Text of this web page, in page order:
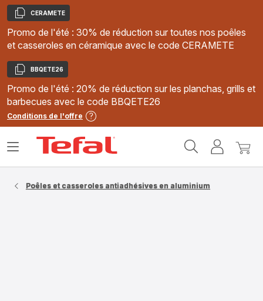
Copier
CERAMETE
Promo de l'été : 30% de réduction sur toutes nos poêles
et casseroles en céramique avec le code CERAMETE
Copier
BBQETE26
Promo de l'été : 20% de réduction sur les planchas, grills et
barbecues avec le code BBQETE26
Conditions de l'offre
MonMon
Ouvrir
Poêles et casseroles antiadhésives en aluminium